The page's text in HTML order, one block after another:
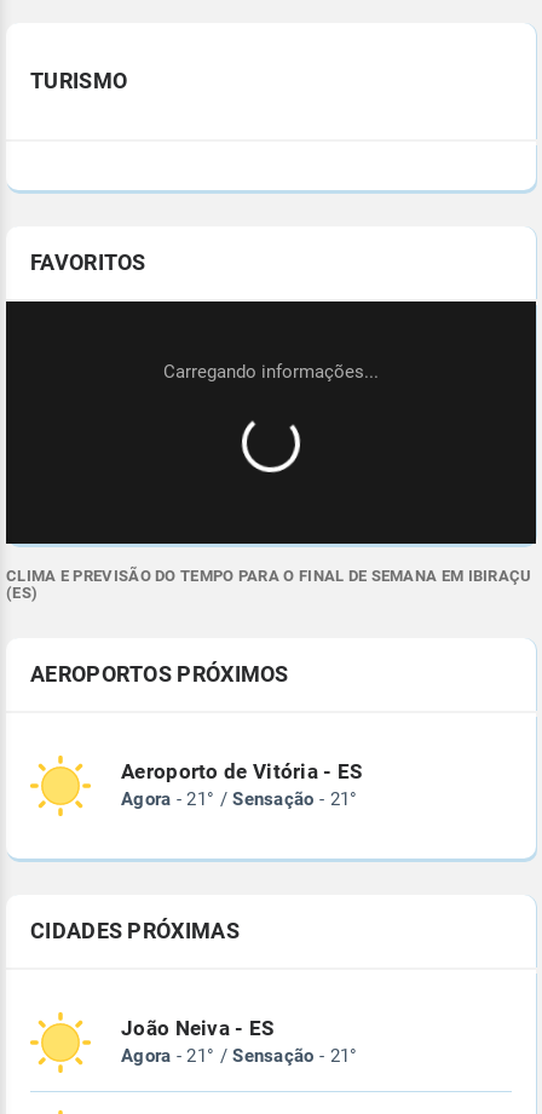
TURISMO
FAVORITOS
CLIMA E PREVISÃO DO TEMPO PARA O FINAL DE SEMANA EM IBIRAÇU
(ES)
AEROPORTOS PRÓXIMOS
Aeroporto de Vitória - ES
Agora - 21° /Sensação - 21°
CIDADES PRÓXIMAS
João Neiva - ES
Agora - 21° /Sensação - 21°